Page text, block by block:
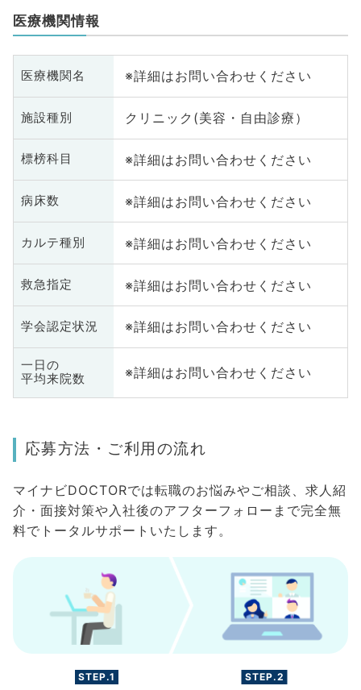
医療機関情報
医療機関名 ※詳細はお問い合わせください
施設種別 クリニック(美容・自由診療）
標榜科目 ※詳細はお問い合わせください
病床数 ※詳細はお問い合わせください
カルテ種別 ※詳細はお問い合わせください
救急指定 ※詳細はお問い合わせください
学会認定状況 ※詳細はお問い合わせください
一日の
平均来院数
※詳細はお問い合わせください
応募方法・ご利用の流れ
マイナビDOCTORでは転職のお悩みやご相談、求人紹
介・面接対策や入社後のアフターフォローまで完全無
料でトータルサポートいたします。
STEP.1 STEP.2